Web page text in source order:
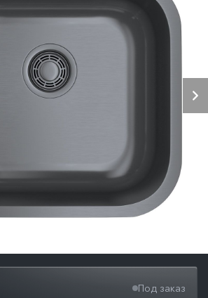
Под заказ